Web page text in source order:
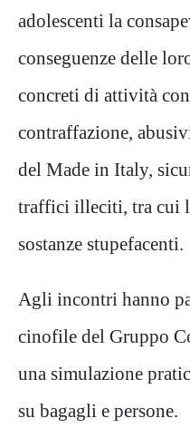
adolescenti la
conseguenze delle
concreti di attività
contraffazione,
del Made in Italy,
traffici illeciti, tra cui
sostanze stupefacenti.
Agli incontri hanno
cinofile del Gruppo
una simulazione
su bagagli e persone.